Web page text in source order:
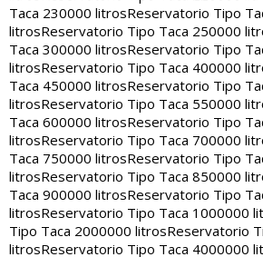
Taca 230000 litrosReservatorio Tipo
litrosReservatorio Tipo Taca 250000
Taca 300000 litrosReservatorio Tipo
litrosReservatorio Tipo Taca 400000
Taca 450000 litrosReservatorio Tipo
litrosReservatorio Tipo Taca 550000
Taca 600000 litrosReservatorio Tipo
litrosReservatorio Tipo Taca 700000
Taca 750000 litrosReservatorio Tipo
litrosReservatorio Tipo Taca 850000
Taca 900000 litrosReservatorio Tipo
litrosReservatorio Tipo Taca 1000000
Tipo Taca 2000000 litrosReservatorio
litrosReservatorio Tipo Taca 4000000